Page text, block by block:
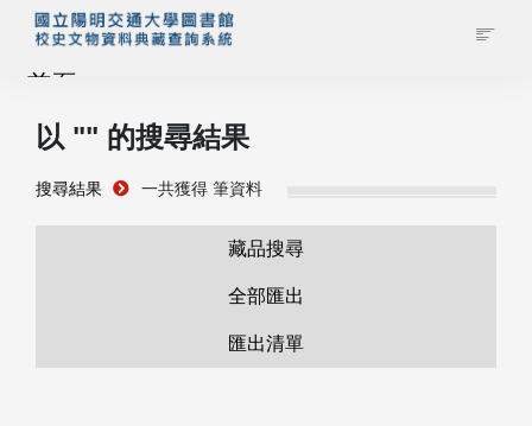
首頁
藏品查詢
以 "" 的搜尋結果
搜尋結果 一共獲得 筆資料
藏品搜尋
全部匯出
匯出清單